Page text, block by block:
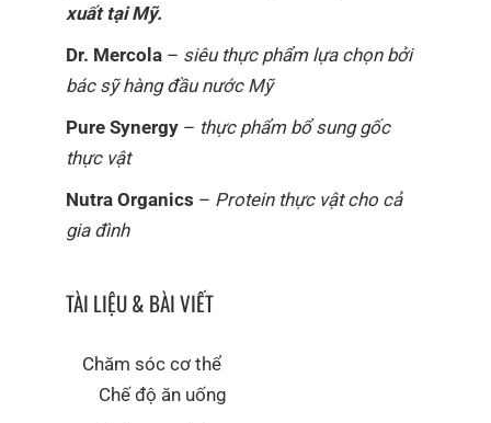
xuất tại Mỹ.
Dr. Mercola – siêu thực phẩm lựa chọn bởi
bác sỹ hàng đầu nước Mỹ
Pure Synergy – thực phẩm bổ sung gốc
thực vật
Nutra Organics – Protein thực vật cho cả
gia đình
TÀI LIỆU & BÀI VIẾT
Chăm sóc cơ thể
Chế độ ăn uống